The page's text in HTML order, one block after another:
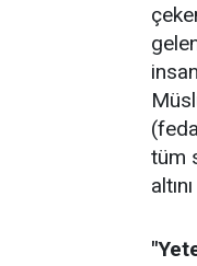
tüm